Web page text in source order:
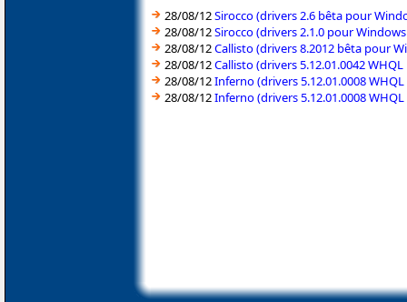
28/08/12Sirocco (drivers 2.6 bêta pour
28/08/12Sirocco (drivers 2.1.0 pour
28/08/12Callisto (drivers 8.2012 bêta pour
28/08/12Callisto (drivers 5.12.01.0042
28/08/12Inferno (drivers 5.12.01.0008
28/08/12Inferno (drivers 5.12.01.0008